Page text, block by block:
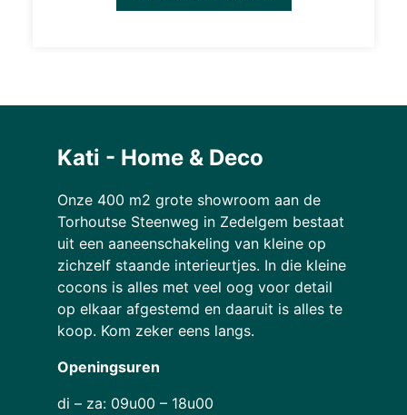
Kati - Home & Deco
Onze 400 m2 grote showroom aan de
Torhoutse Steenweg in Zedelgem bestaat
uit een aaneenschakeling van kleine op
zichzelf staande interieurtjes. In die kleine
cocons is alles met veel oog voor detail
op elkaar afgestemd en daaruit is alles te
koop. Kom zeker eens langs.
Openingsuren
di – za: 09u00 – 18u00